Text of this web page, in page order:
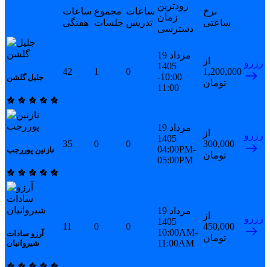
ساعات
هفتگی
مجموع
جلسات
ساعات
تدریس
زودترین
زمان
دسترسی
نرخ
ساعتی
جلیل گلشن
42 1 0
19 مرداد
1405
10:00-
11:00
از
1,200,000
تومان
رزرو
نازنین پوررجب
35 0 0
19 مرداد
1405
04:00PM-
05:00PM
از
300,000
تومان
رزرو
آرزو سادات
شیروانیان
11 0 0
19 مرداد
1405
10:00AM-
11:00AM
از
450,000
تومان
رزرو